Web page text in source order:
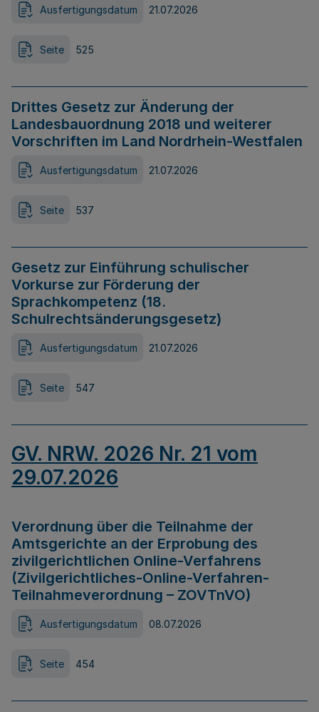
Ausfertigungsdatum 21.07.2026
Seite 525
Drittes Gesetz zur Änderung der
Landesbauordnung 2018 und weiterer
Vorschriften im Land Nordrhein-Westfalen
Ausfertigungsdatum 21.07.2026
Seite 537
Gesetz zur Einführung schulischer
Vorkurse zur Förderung der
Sprachkompetenz (18.
Schulrechtsänderungsgesetz)
Ausfertigungsdatum 21.07.2026
Seite 547
GV. NRW. 2026 Nr. 21 vom
29.07.2026
Verordnung über die Teilnahme der
Amtsgerichte an der Erprobung des
zivilgerichtlichen Online-Verfahrens
(Zivilgerichtliches-Online-Verfahren-
Teilnahmeverordnung – ZOVTnVO)
Ausfertigungsdatum 08.07.2026
Seite 454